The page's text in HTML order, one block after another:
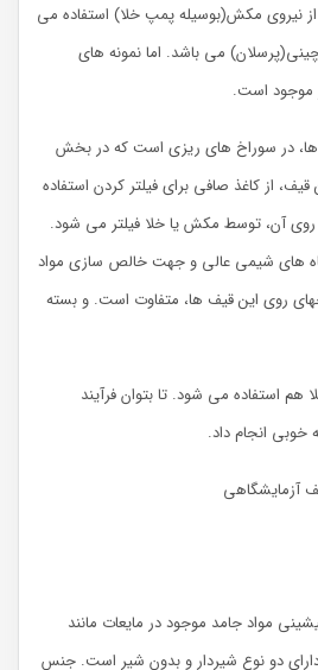
نیروی مکش(بوسیله پمپ خلا) استفاده می
می باشد. اما نمونه های
موجود است.
ها، در سوراخ های ریزی است که در بخش
قیف، از کاغذ صافی برای فیلتر کردن استفاده
آن، توسط مکش یا خلا فیلتر می شود.
های شیمی عالی و جهت خالص سازی مواد
روی این قیف ها، متفاوت است. و بسته
هم استفاده می شود. تا بتوان فرآیند
انجام داد.
آزمایشگاهی
مواد جامد موجود در مایعات مانند
دو نوع شیردار و بدون شیر است. جنس